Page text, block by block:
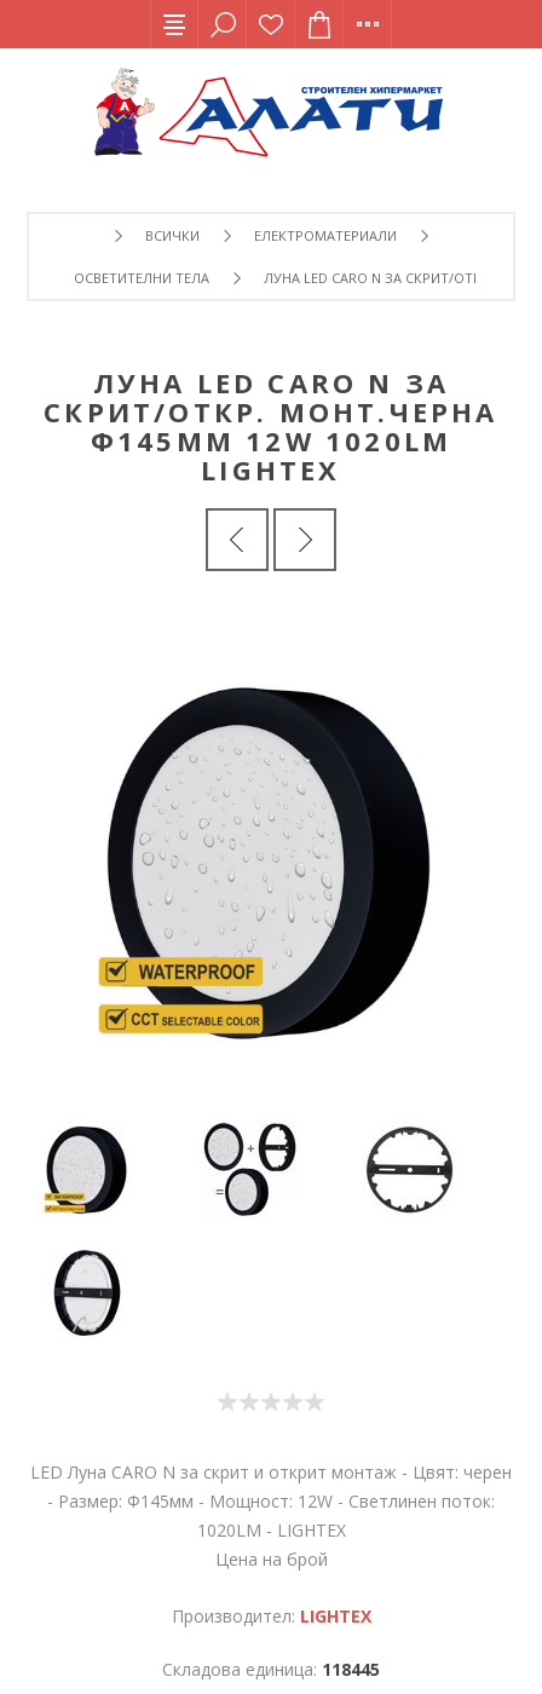
ВСИЧКИ ЕЛЕКТРОМАТЕРИАЛИ
ОСВЕТИТЕЛНИ ТЕЛА ЛУНА LED CARO N ЗА СКРИТ/ОТКР.
ЛУНА LED CARO N ЗА
СКРИТ/ОТКР. МОНТ.ЧЕРНА
Ф145ММ 12W 1020LM
LIGHTEX
LED Луна CARO N за скрит и открит монтаж - Цвят: черен
- Размер: Ф145мм - Мощност: 12W - Светлинен поток:
1020LM - LIGHTEX
Цена на брой
Производител: LIGHTEX
Складова единица: 118445